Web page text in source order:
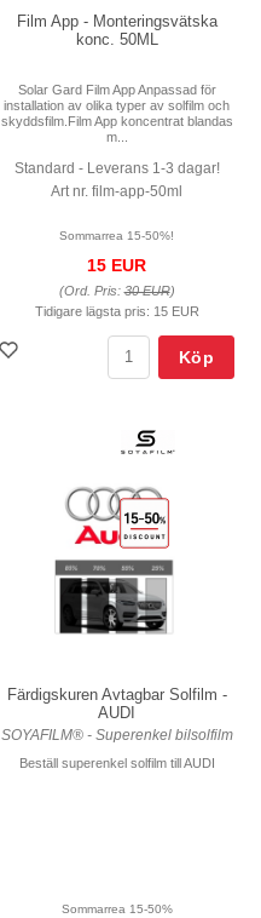
Film App - Monteringsvätska
konc. 50ML
Solar Gard Film App Anpassad för
installation av olika typer av solfilm och
skyddsfilm.Film App koncentrat blandas
m...
Standard - Leverans 1-3 dagar!
Art nr. film-app-50ml
Sommarrea 15-50%!
15 EUR
(Ord. Pris:30 EUR)
Tidigare lägsta pris: 15 EUR
Köp
Färdigskuren Avtagbar Solfilm -
AUDI
SOYAFILM® - Superenkel bilsolfilm
Beställ superenkel solfilm till AUDI
Sommarrea 15-50%